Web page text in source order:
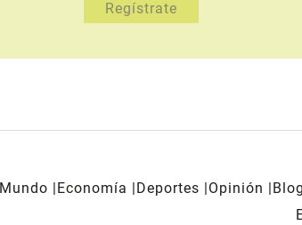
Mundo Economía Deportes Opinión